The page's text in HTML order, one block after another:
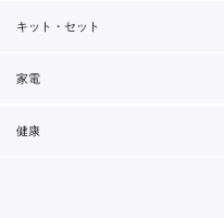
キット・セット
家電
健康